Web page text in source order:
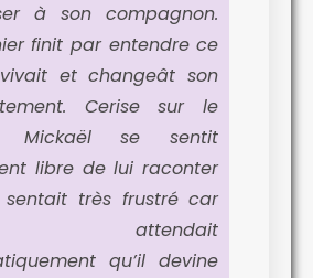
à son compagnon.
finit par entendre ce
vivait et changeât son
Cerise sur le
Mickaël se sentit
libre de lui raconter
sentait très frustré car
attendait
qu’il devine